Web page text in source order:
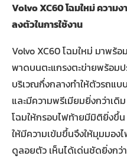
Volvo XC60 โฉมใหม่ ความ
ลงตัวในการใช้งาน
Volvo XC60 โฉมใหม่ มาพร้อ
พาดบนตะแกรงตะข่ายพร้อ
บริเวณกึ่งกลางทำให้ตัวรถแ
และมีความพรีเมียมยิ่งกว่าเดิ
โฉมให้กรอบไฟท้ายมีมิติยิ่งขึ้
ให้มีความเข้มขึ้นจึงให้มุมมอ
ดูลอยตัว เห็นได้เด่นชัดยิ่งกว่